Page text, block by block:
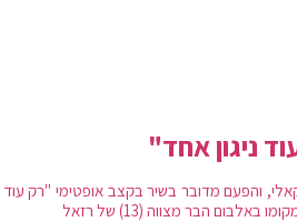
ניגון אחד"
והפעם מדובר בשיר בקצב אופטימי "רק עוד